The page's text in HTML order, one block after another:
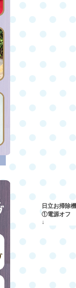
日立お掃除
①電源オフ
↓